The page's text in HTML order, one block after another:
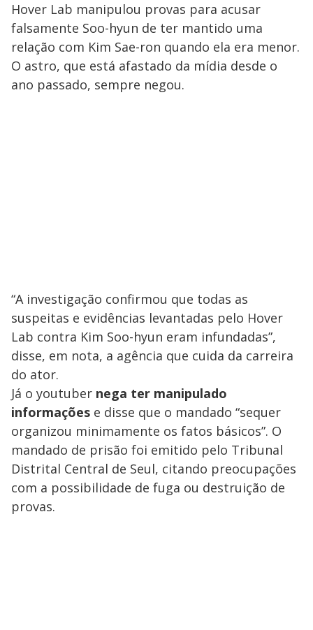
Hover Lab manipulou provas para acusar
falsamente Soo-hyun de ter mantido uma
relação com Kim Sae-ron quando ela era menor.
O astro, que está afastado da mídia desde o
ano passado, sempre negou.
“A investigação confirmou que todas as
suspeitas e evidências levantadas pelo Hover
Lab contra Kim Soo-hyun eram infundadas”,
disse, em nota, a agência que cuida da carreira
do ator.
Já o youtuber nega ter manipulado
informações e disse que o mandado “sequer
organizou minimamente os fatos básicos”. O
mandado de prisão foi emitido pelo Tribunal
Distrital Central de Seul, citando preocupações
com a possibilidade de fuga ou destruição de
provas.